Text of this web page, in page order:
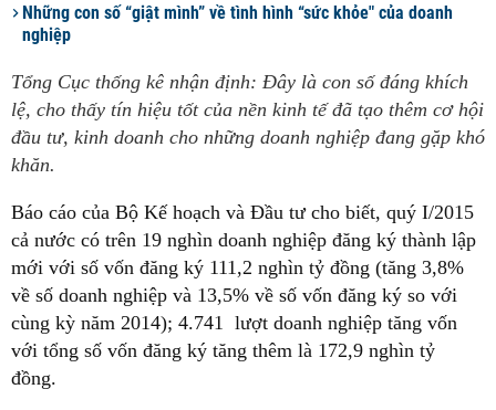
Những con số “giật mình” về tình hình “sức khỏe" của doanh
nghiệp
Tổng Cục thống kê nhận định: Đây là con số đáng khích
lệ, cho thấy tín hiệu tốt của nền kinh tế đã tạo thêm cơ hội
đầu tư, kinh doanh cho những doanh nghiệp đang gặp khó
khăn.
Báo cáo của Bộ Kế hoạch và Đầu tư cho biết, quý I/2015
cả nước có trên 19 nghìn doanh nghiệp đăng ký thành lập
mới với số vốn đăng ký 111,2 nghìn tỷ đồng (tăng 3,8%
về số doanh nghiệp và 13,5% về số vốn đăng ký so với
cùng kỳ năm 2014); 4.741 lượt doanh nghiệp tăng vốn
với tổng số vốn đăng ký tăng thêm là 172,9 nghìn tỷ
đồng.